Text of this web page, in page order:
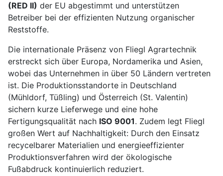
(RED II) der EU abgestimmt und unterstützen
Betreiber bei der effizienten Nutzung organischer
Reststoffe.
Die internationale Präsenz von Fliegl Agrartechnik
erstreckt sich über Europa, Nordamerika und Asien,
wobei das Unternehmen in über 50 Ländern vertreten
ist. Die Produktionsstandorte in Deutschland
(Mühldorf, Tüßling) und Österreich (St. Valentin)
sichern kurze Lieferwege und eine hohe
Fertigungsqualität nach ISO 9001. Zudem legt Fliegl
großen Wert auf Nachhaltigkeit: Durch den Einsatz
recycelbarer Materialien und energieeffizienter
Produktionsverfahren wird der ökologische
Fußabdruck kontinuierlich reduziert.